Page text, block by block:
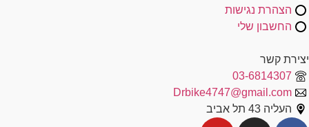
הצהרת נגישות
החשבון שלי
יצירת קשר
03-6814307
Drbike4747@gmail.com
העליה 43 תל אביב